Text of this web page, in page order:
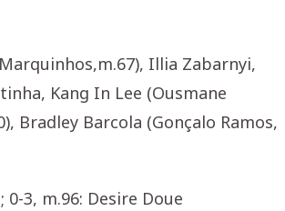
Illia Zabarnyi,
Kang In Lee (Ousmane
Bradley Barcola (Gonçalo Ramos,
3, m.96: Desire Doue